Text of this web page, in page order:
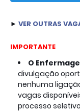
► VER OUTRAS
IMPORTANTE
O
divulgação
nenhuma
vagas
processo